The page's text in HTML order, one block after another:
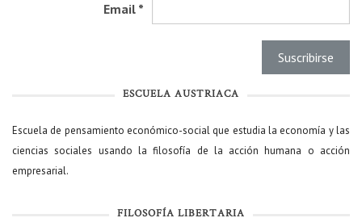
Email *
ESCUELA AUSTRIACA
Escuela de pensamiento económico-social que estudia la economía y las
ciencias sociales usando la filosofía de la acción humana o acción
empresarial.
FILOSOFÍA LIBERTARIA